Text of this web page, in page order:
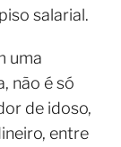
salarial.
uma
não é só
de idoso,
entre